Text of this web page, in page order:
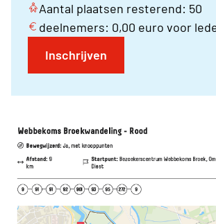
Aantal plaatsen resterend: 50
deelnemers: 0,00 euro voor
Inschrijven